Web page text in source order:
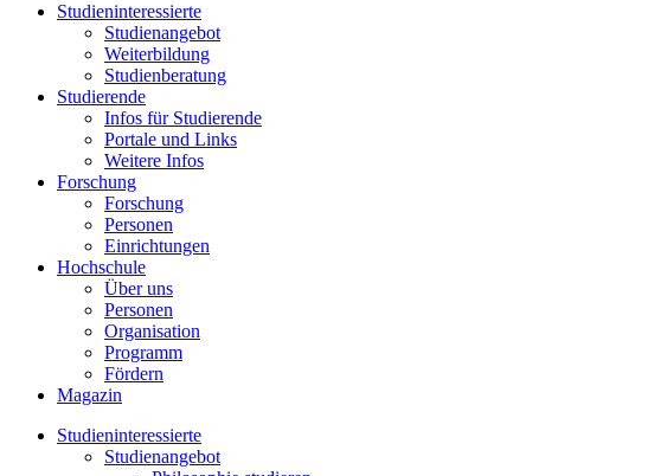
Studieninteressierte
Studienangebot
Weiterbildung
Studien­beratung
Studierende
Infos für Studierende
Portale und Links
Weitere Infos
Forschung
Forschung
Personen
Einrichtungen
Hochschule
Über uns
Personen
Organisation
Programm
Fördern
Magazin
Studieninteressierte
Studienangebot